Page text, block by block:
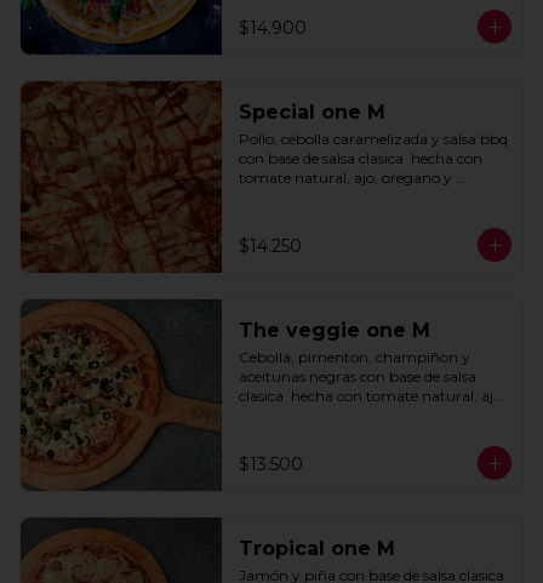
$14.900
Special one M
Pollo, cebolla caramelizada y salsa bbq
con base de salsa clasica  hecha con
tomate natural, ajo, oregano y
$14.250
The veggie one M
Cebolla, pimenton, champiñon y
aceitunas negras con base de salsa
clasica  hecha con tomate natural, ajo,
$13.500
Tropical one M
Jamón y piña con base de salsa clasica